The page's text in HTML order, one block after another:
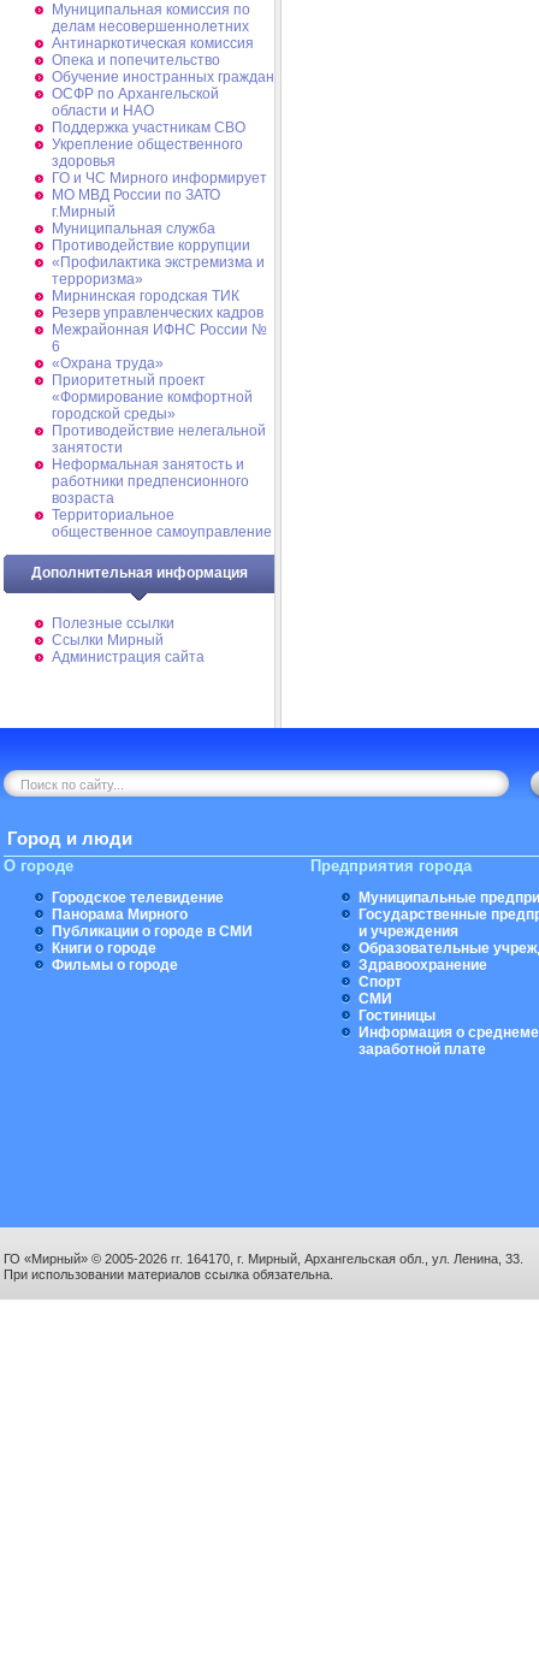
Муниципальная комиссия по
делам несовершеннолетних
Антинаркотическая комиссия
Опека и попечительство
Обучение иностранных граждан
ОСФР по Архангельской
области и НАО
Поддержка участникам СВО
Укрепление общественного
здоровья
ГО и ЧС Мирного информирует
МО МВД России по ЗАТО
г.Мирный
Муниципальная cлужба
Противодействие коррупции
«Профилактика экстремизма и
терроризма»
Мирнинская городская ТИК
Резерв управленческих кадров
Межрайонная ИФНС России №
6
«Охрана труда»
Приоритетный проект
«Формирование комфортной
городской среды»
Противодействие нелегальной
занятости
Неформальная занятость и
работники предпенсионного
возраста
Территориальное
общественное самоуправление
Дополнительная информация
Полезные ссылки
Ссылки Мирный
Администрация сайта
Город и люди
О городе
Городское телевидение
Панорама Мирного
Публикации о городе в СМИ
Книги о городе
Фильмы о городе
Предприятия города
Муниципальные
Государственные
и учреждения
Образовательные
Здравоохранение
Спорт
СМИ
Гостиницы
Информация о
заработной плате
ГО «Мирный» © 2005-2026 гг. 164170, г. Мирный, Архангельская обл., ул. Ленина, 33.
При использовании материалов ссылка обязательна.